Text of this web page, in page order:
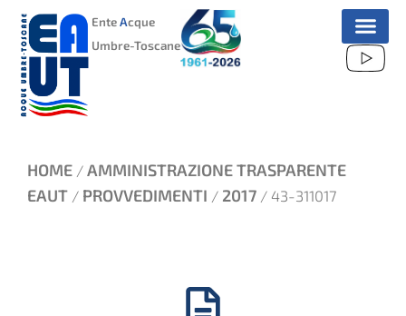
VAI
CONTENUTO
EnteAcque
Umbre-Toscane
HOME / AMMINISTRAZIONE TRASPARENTE
EAUT / PROVVEDIMENTI / 2017 / 43-311017